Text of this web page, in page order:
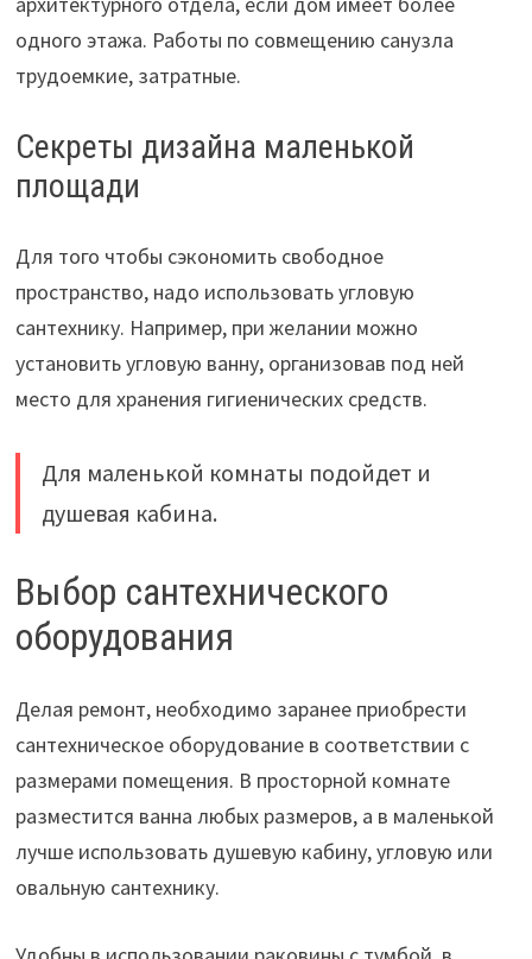
одного этажа. Работы по совмещению санузла
трудоемкие, затратные.
Секреты дизайна маленькой
площади
Для того чтобы сэкономить свободное
пространство, надо использовать угловую
сантехнику. Например, при желании можно
установить угловую ванну, организовав под ней
место для хранения гигиенических средств.
Для маленькой комнаты подойдет и
душевая кабина.
Выбор сантехнического
оборудования
Делая ремонт, необходимо заранее приобрести
сантехническое оборудование в соответствии с
размерами помещения. В просторной комнате
разместится ванна любых размеров, а в маленькой
лучше использовать душевую кабину, угловую или
овальную сантехнику.